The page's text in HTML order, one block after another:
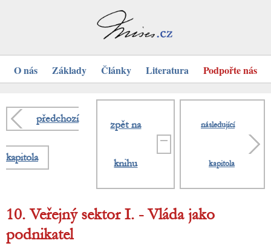
O nás Základy Články Literatura Podpořte nás
předchozí
kapitola
zpět na
knihu
následující
kapitola
10. Veřejný sektor I. - Vláda jako
podnikatel